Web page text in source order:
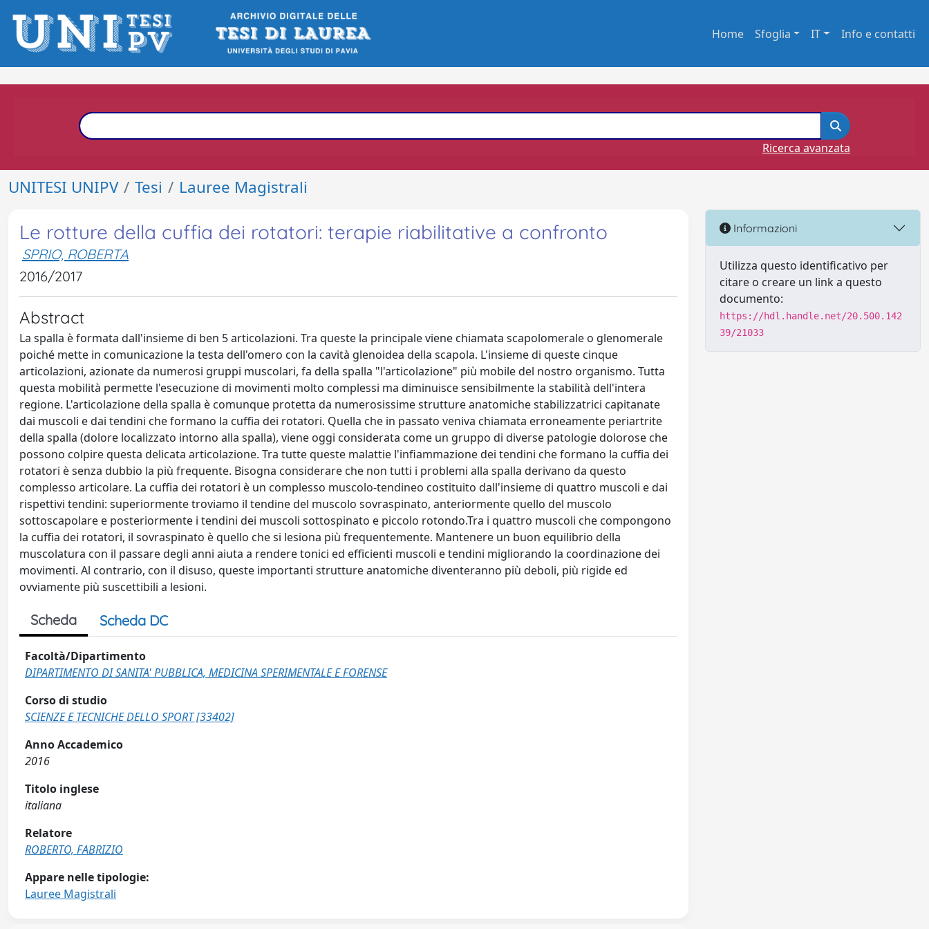
Home Sfoglia IT Info e contatti
Ricerca avanzata
UNITESI UNIPV Tesi Lauree Magistrali
Le rotture della cuffia dei rotatori: terapie riabilitative a confronto
SPRIO, ROBERTA
2016/2017
Abstract
La spalla è formata dall'insieme di ben 5 articolazioni. Tra queste la principale viene chiamata scapolomerale o glenomerale
poiché mette in comunicazione la testa dell'omero con la cavità glenoidea della scapola. L'insieme di queste cinque
articolazioni, azionate da numerosi gruppi muscolari, fa della spalla "l'articolazione" più mobile del nostro organismo. Tutta
questa mobilità permette l'esecuzione di movimenti molto complessi ma diminuisce sensibilmente la stabilità dell'intera
regione. L'articolazione della spalla è comunque protetta da numerosissime strutture anatomiche stabilizzatrici capitanate
dai muscoli e dai tendini che formano la cuffia dei rotatori. Quella che in passato veniva chiamata erroneamente periartrite
della spalla (dolore localizzato intorno alla spalla), viene oggi considerata come un gruppo di diverse patologie dolorose che
possono colpire questa delicata articolazione. Tra tutte queste malattie l'infiammazione dei tendini che formano la cuffia dei
rotatori è senza dubbio la più frequente. Bisogna considerare che non tutti i problemi alla spalla derivano da questo
complesso articolare. La cuffia dei rotatori è un complesso muscolo-tendineo costituito dall'insieme di quattro muscoli e dai
rispettivi tendini: superiormente troviamo il tendine del muscolo sovraspinato, anteriormente quello del muscolo
sottoscapolare e posteriormente i tendini dei muscoli sottospinato e piccolo rotondo.Tra i quattro muscoli che compongono
la cuffia dei rotatori, il sovraspinato è quello che si lesiona più frequentemente. Mantenere un buon equilibrio della
muscolatura con il passare degli anni aiuta a rendere tonici ed efficienti muscoli e tendini migliorando la coordinazione dei
movimenti. Al contrario, con il disuso, queste importanti strutture anatomiche diventeranno più deboli, più rigide ed
ovviamente più suscettibili a lesioni.
Scheda Scheda DC
Facoltà/Dipartimento
DIPARTIMENTO DI SANITA' PUBBLICA, MEDICINA SPERIMENTALE E FORENSE
Corso di studio
SCIENZE E TECNICHE DELLO SPORT [33402]
Anno Accademico
2016
Titolo inglese
italiana
Relatore
ROBERTO, FABRIZIO
Appare nelle tipologie:
Lauree Magistrali
Informazioni
Utilizza questo identificativo per
citare o creare un link a questo
documento:
https://hdl.handle.net/20.500.142
39/21033